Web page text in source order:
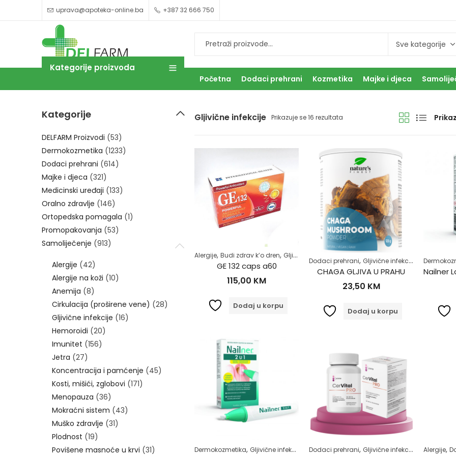
uprava@apoteka-online.ba +387 32 666 750
Kategorije proizvoda
Početna Dodaci prehrani Kozmetika Majke i djeca
OUTLET
Gljivične infekcije Prikazuje se 16 rezultata
Alergije, Budi zdrav k’o dren, Gljivične infekcije Imunitet,
GE 132 caps a60
115,00 KM
Dodaj u korpu
Dodaci prehrani, Gljivične infekcije Imunitet,
CHAGA GLJIVA U PRAHU
23,50 KM
Dodaj u korpu
Dermokozmetika, Gljivične infekcije Njega ruku, noktiju i stopala,Njega tijela,
Dodaci prehrani, Gljivične infekcije Imunitet,
Alergije,
Kategorije
DELFARM Proizvodi (53)
Dermokozmetika (1233)
Dodaci prehrani (614)
Majke i djeca (321)
Medicinski uređaji (133)
Oralno zdravlje (146)
Ortopedska pomagala (1)
Promopakovanja (53)
Samoliječenje (913)
Alergije (42)
Alergije na koži (10)
Anemija (8)
Cirkulacija (proširene vene) (28)
Gljivične infekcije (16)
Hemoroidi (20)
Imunitet (156)
Jetra (27)
Koncentracija i pamćenje (45)
Kosti, mišići, zglobovi (171)
Menopauza (36)
Mokraćni sistem (43)
Muško zdravlje (31)
Plodnost (19)
Povišene masnoće u krvi (31)